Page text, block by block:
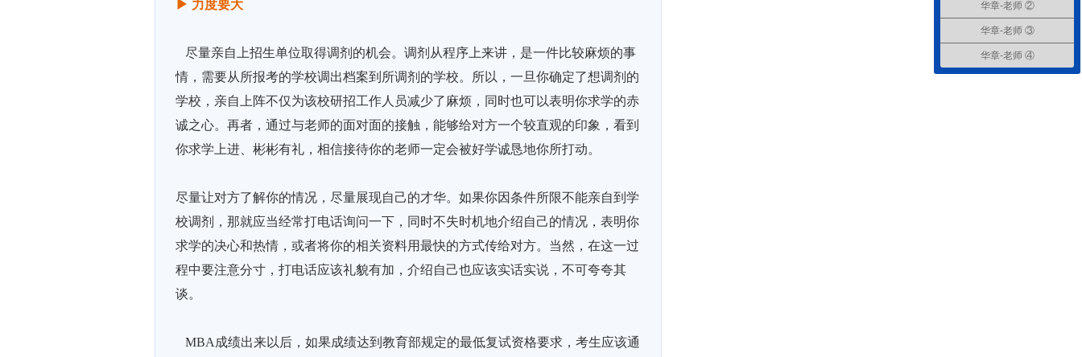
▶ 力度要大
尽量亲自上招生单位取得调剂的机会。调剂从程序上来讲，是一件比较麻烦的事
情，需要从所报考的学校调出档案到所调剂的学校。所以，一旦你确定了想调剂的
学校，亲自上阵不仅为该校研招工作人员减少了麻烦，同时也可以表明你求学的赤
诚之心。再者，通过与老师的面对面的接触，能够给对方一个较直观的印象，看到
你求学上进、彬彬有礼，相信接待你的老师一定会被好学诚恳地你所打动。
尽量让对方了解你的情况，尽量展现自己的才华。如果你因条件所限不能亲自到学
校调剂，那就应当经常打电话询问一下，同时不失时机地介绍自己的情况，表明你
求学的决心和热情，或者将你的相关资料用最快的方式传给对方。当然，在这一过
程中要注意分寸，打电话应该礼貌有加，介绍自己也应该实话实说，不可夸夸其
谈。
MBA成绩出来以后，如果成绩达到教育部规定的最低复试资格要求，考生应该通
华章-老师 ②
华章-老师 ③
华章-老师 ④